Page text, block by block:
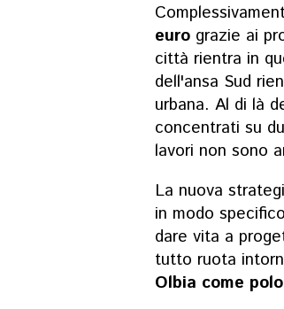
euro grazie ai
città rientra in
dell'ansa Sud
urbana. Al di là
concentrati su
lavori non sono
La nuova
in modo
dare vita a
tutto ruota
Olbia come